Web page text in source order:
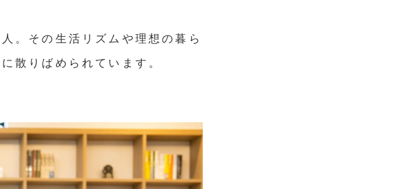
。その生活リズムや理想の暮ら
散りばめられています。